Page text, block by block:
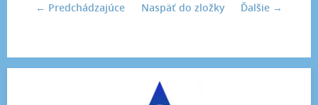
← Predchádzajúce Ďalšie →
Naspäť do zložky